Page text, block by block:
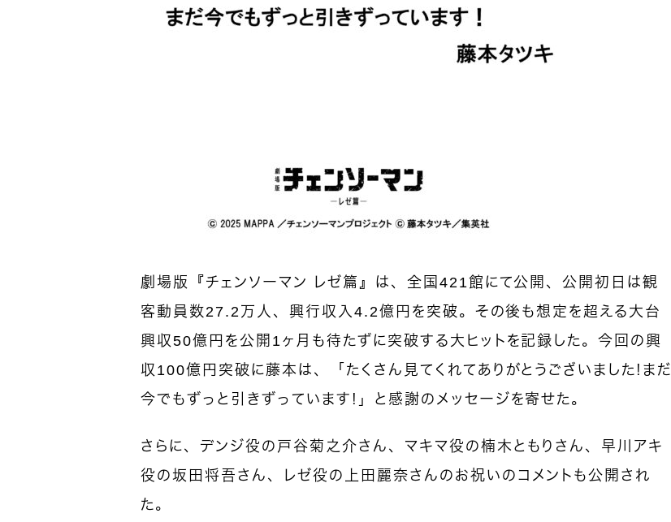
劇場版『チェンソーマン レゼ篇』は、全国421館にて公開、公開初日は観
客動員数27.2万人、興行収入4.2億円を突破。その後も想定を超える大台
興収50億円を公開1ヶ月も待たずに突破する大ヒットを記録した。今回の興
収100億円突破に藤本は、「たくさん見てくれてありがとうございました！まだ
今でもずっと引きずっています！」と感謝のメッセージを寄せた。
さらに、デンジ役の戸谷菊之介さん、マキマ役の楠木ともりさん、早川アキ
役の坂田将吾さん、レゼ役の上田麗奈さんのお祝いのコメントも公開され
た。